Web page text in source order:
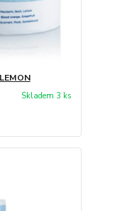
Skladem 3 ks